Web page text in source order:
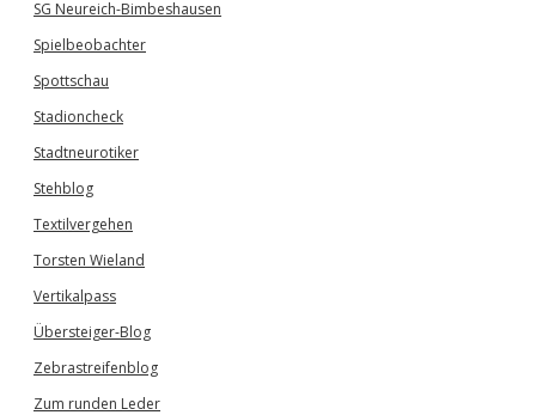
SG Neureich-Bimbeshausen
Spielbeobachter
Spottschau
Stadioncheck
Stadtneurotiker
Stehblog
Textilvergehen
Torsten Wieland
Vertikalpass
Übersteiger-Blog
Zebrastreifenblog
Zum runden Leder